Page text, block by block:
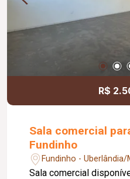
diferencial, existe a
da área da sala,
locatário. Entre em
informações e agende
R$
Sala comercial
Fundinho
Fundinho - Uberlândia/
Sala comercial